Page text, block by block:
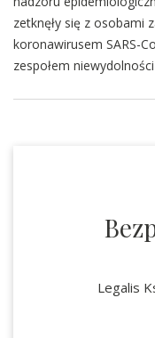
zetknęły się z osobami
koronawirusem SARS-
zespołem
Legalis